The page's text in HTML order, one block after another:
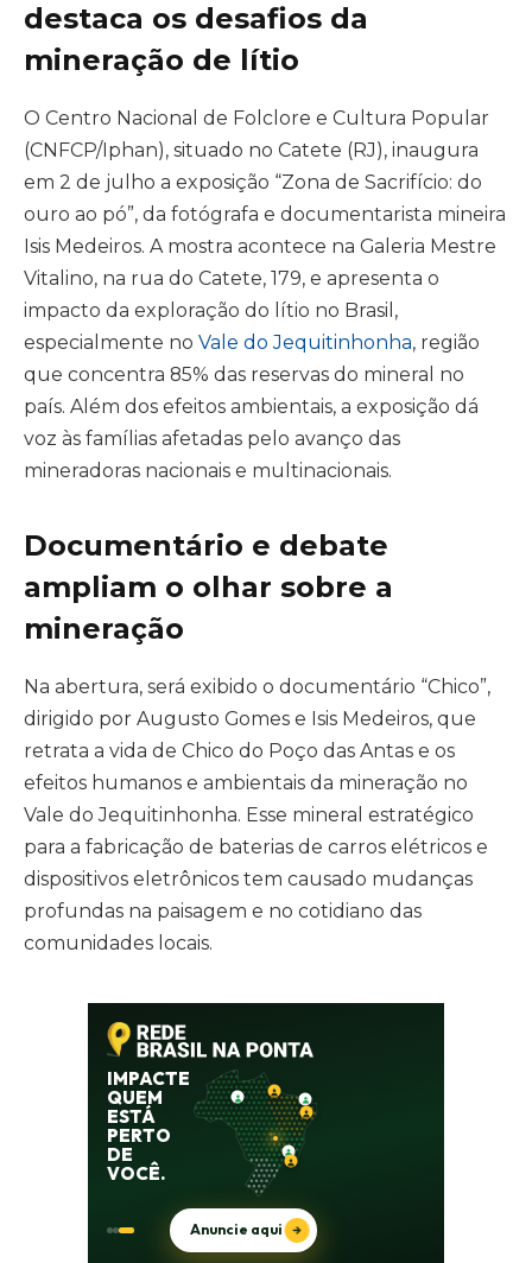
destaca os desafios da
mineração de lítio
O Centro Nacional de Folclore e Cultura Popular
(CNFCP/Iphan), situado no Catete (RJ), inaugura
em 2 de julho a exposição “Zona de Sacrifício: do
ouro ao pó”, da fotógrafa e documentarista mineira
Isis Medeiros. A mostra acontece na Galeria Mestre
Vitalino, na rua do Catete, 179, e apresenta o
impacto da exploração do lítio no Brasil,
especialmente no Vale do Jequitinhonha, região
que concentra 85% das reservas do mineral no
país. Além dos efeitos ambientais, a exposição dá
voz às famílias afetadas pelo avanço das
mineradoras nacionais e multinacionais.
Documentário e debate
ampliam o olhar sobre a
mineração
Na abertura, será exibido o documentário “Chico”,
dirigido por Augusto Gomes e Isis Medeiros, que
retrata a vida de Chico do Poço das Antas e os
efeitos humanos e ambientais da mineração no
Vale do Jequitinhonha. Esse mineral estratégico
para a fabricação de baterias de carros elétricos e
dispositivos eletrônicos tem causado mudanças
profundas na paisagem e no cotidiano das
comunidades locais.